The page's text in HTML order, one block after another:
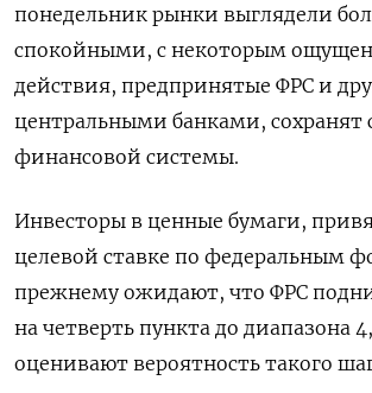
понедельник рынки выглядели
спокойными, с некоторым
действия, предпринятые ФРС и
центральными банками, сохранят
финансовой системы.
Инвесторы в ценные бумаги,
целевой ставке по федеральным
прежнему ожидают, что ФРС
на четверть пункта до диапазона
оценивают вероятность такого